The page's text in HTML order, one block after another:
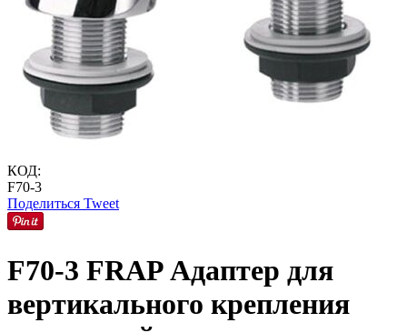
КОД:
F70-3
Поделиться Tweet
F70-3 FRAP Адаптер для
вертикального крепления